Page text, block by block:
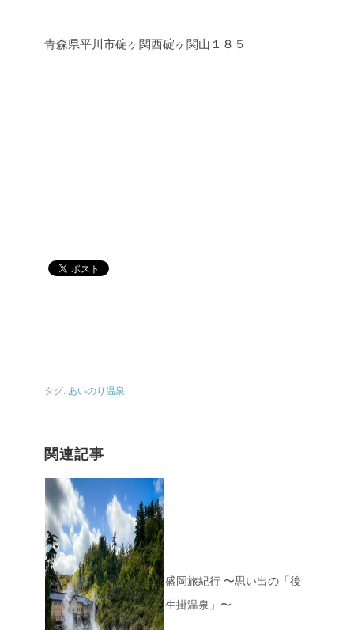
青森県平川市碇ヶ関西碇ヶ関山１８５
タグ: あいのり温泉
関連記事
盛岡旅紀行 〜思い出の「後
生掛温泉」〜